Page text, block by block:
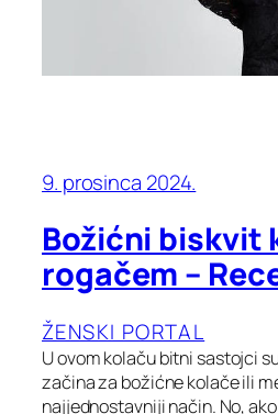
9. prosinca 2024.
Božićni biskvit
rogačem –
ŽENSKI PORTAL
U ovom kolaču bitni sastojci
začina za božićne kolače ili
najjednostavniji način. No,